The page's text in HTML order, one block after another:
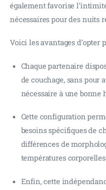
également favorise
nécessaires pour des nuits
Voici les avantages d’opter
Chaque partenaire
de couchage, sans
nécessaire à une bonne
Cette configuration
besoins spécifiques de
différences de
températures
Enfin, cette